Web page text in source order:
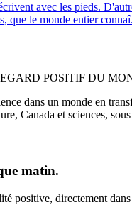
avec les pieds.
que le monde entier
POSITIF DU
dans un monde en
Canada et sciences,
matin.
positive, directement